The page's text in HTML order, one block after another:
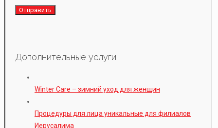
Дополнительные услуги
Winter Care – зимний уход для женщин
Процедуры для лица уникальные для филиалов
Иерусалима